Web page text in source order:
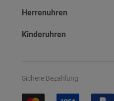
Herrenuhren
Kinderuhren
Sichere Bezahlung